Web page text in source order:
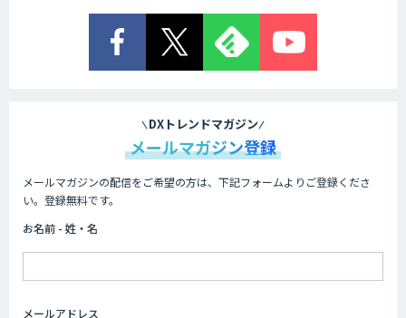
法人向け生成AIチャットサービス「ナレ
フルチャット」
と議事録化『スマレコ』
DXトレンドマガジン
メールマガジン登録
メールマガジンの配信をご希望の方は、下記フォームよりご登録くださ
い。登録無料です。
お名前 - 姓・名
メールアドレス